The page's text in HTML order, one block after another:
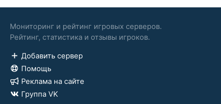
Мониторинг и рейтинг игровых серверов.
Рейтинг, статистика и отзывы игроков.
Добавить сервер
Помощь
Реклама на сайте
Группа VK